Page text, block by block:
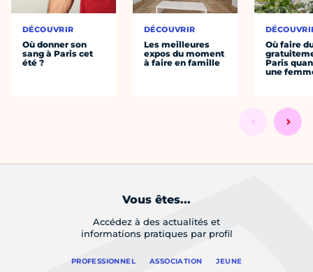
DÉCOUVRIR
Où donner son
sang à Paris cet
été ?
DÉCOUVRIR
Les meilleures
expos du moment
à faire en famille
Où faire
Paris
une
Vous êtes...
Accédez à des actualités et
informations pratiques par profil
PROFESSIONNEL ASSOCIATION JEUNE